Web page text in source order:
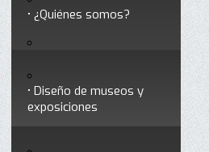
Testimonios
Socios vigentes
¿Quiénes somos?
Consejo Directivo
Servicios
Diseño de museos y
exposiciones